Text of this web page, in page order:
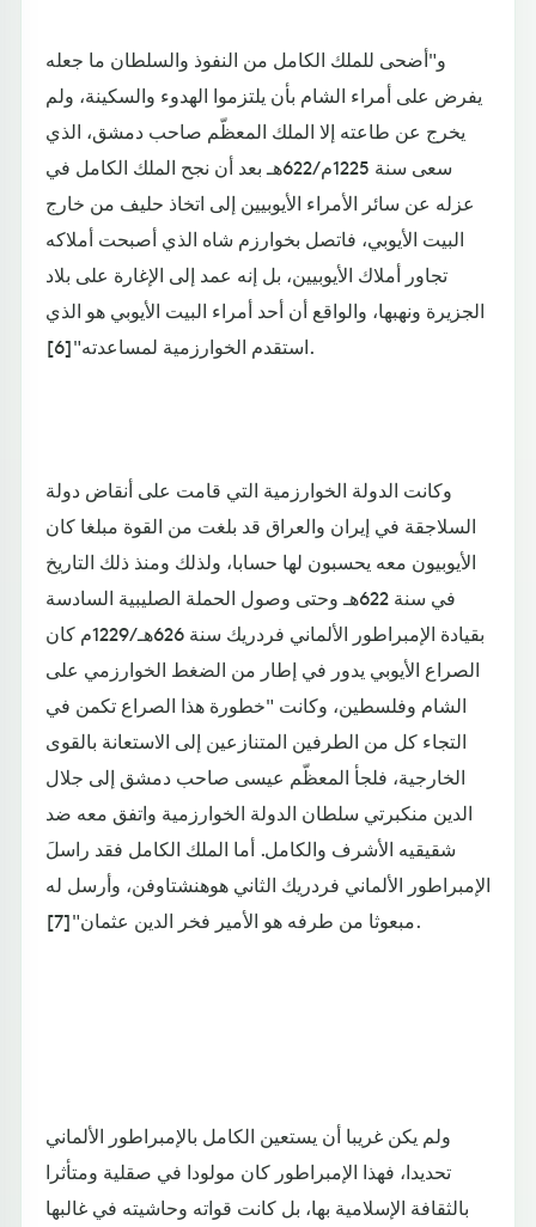
و"أضحى للملك الكامل من النفوذ والسلطان ما جعله
يفرض على أمراء الشام بأن يلتزموا الهدوء والسكينة، ولم
يخرج عن طاعته إلا الملك المعظّم صاحب دمشق، الذي
سعى سنة 1225م/622هـ بعد أن نجح الملك الكامل في
عزله عن سائر الأمراء الأيوبيين إلى اتخاذ حليف من خارج
البيت الأيوبي، فاتصل بخوارزم شاه الذي أصبحت أملاكه
تجاور أملاك الأيوبيين، بل إنه عمد إلى الإغارة على بلاد
الجزيرة ونهبها، والواقع أن أحد أمراء البيت الأيوبي هو الذي
استقدم الخوارزمية لمساعدته"[6].
وكانت الدولة الخوارزمية التي قامت على أنقاض دولة
السلاجقة في إيران والعراق قد بلغت من القوة مبلغا كان
الأيوبيون معه يحسبون لها حسابا، ولذلك ومنذ ذلك التاريخ
في سنة 622هـ وحتى وصول الحملة الصليبية السادسة
بقيادة الإمبراطور الألماني فردريك سنة 626هـ/1229م كان
الصراع الأيوبي يدور في إطار من الضغط الخوارزمي على
الشام وفلسطين، وكانت "خطورة هذا الصراع تكمن في
التجاء كل من الطرفين المتنازعين إلى الاستعانة بالقوى
الخارجية، فلجأ المعظّم عيسى صاحب دمشق إلى جلال
الدين منكبرتي سلطان الدولة الخوارزمية واتفق معه ضد
شقيقيه الأشرف والكامل. أما الملك الكامل فقد راسلَ
الإمبراطور الألماني فردريك الثاني هوهنشتاوفن، وأرسل له
مبعوثا من طرفه هو الأمير فخر الدين عثمان"[7].
ولم يكن غريبا أن يستعين الكامل بالإمبراطور الألماني
تحديدا، فهذا الإمبراطور كان مولودا في صقلية ومتأثرا
بالثقافة الإسلامية بها، بل كانت قواته وحاشيته في غالبها